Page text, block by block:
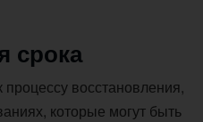
срока
процессу восстановления,
которые могут быть